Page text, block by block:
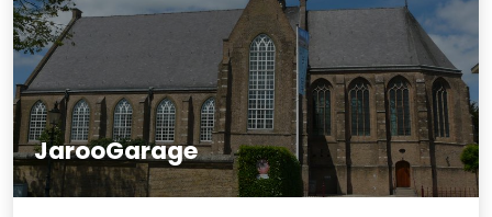
JarooGarage